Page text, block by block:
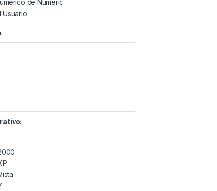
de Numeric
Usuario